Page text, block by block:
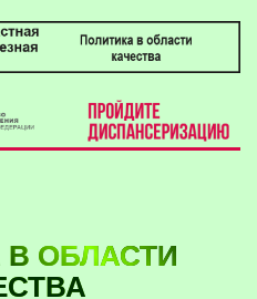
ОБЛАСТИ